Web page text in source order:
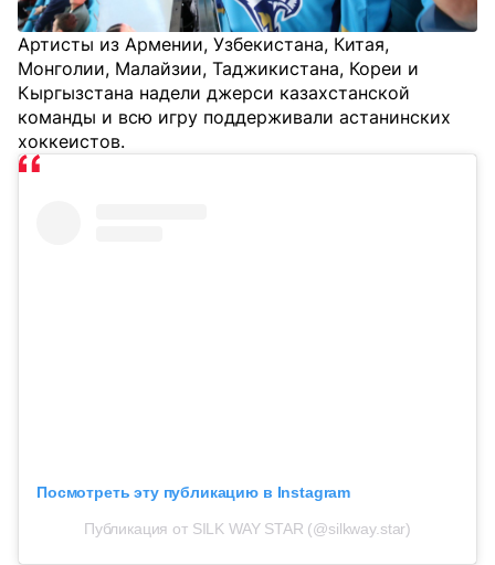
Артисты из Армении, Узбекистана, Китая,
Монголии, Малайзии, Таджикистана, Кореи и
Кыргызстана надели джерси казахстанской
команды и всю игру поддерживали астанинских
хоккеистов.
Посмотреть эту публикацию в Instagram
Публикация от SILK WAY STAR (@silkway.star)